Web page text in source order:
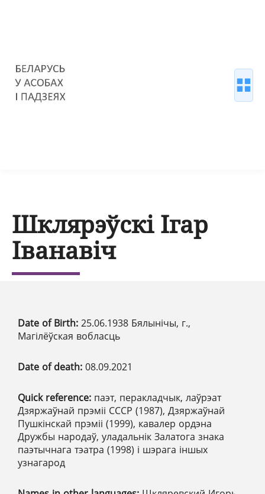
Шклярэўскі Ігар
Іванавіч
Date of Birth: 25.06.1938 Бялынічы, г.,
Магілёўская вобласць
Date of death: 08.09.2021
Quick reference: паэт, перакладчык, лаўрэат
Дзяржаўнай прэміі СССР (1987), Дзяржаўнай
Пушкінскай прэміі (1999), кавалер ордэна
Дружбы народаў, уладальнік Залатога знака
паэтычнага тэатра (1998) і шэрага іншых
узнагарод